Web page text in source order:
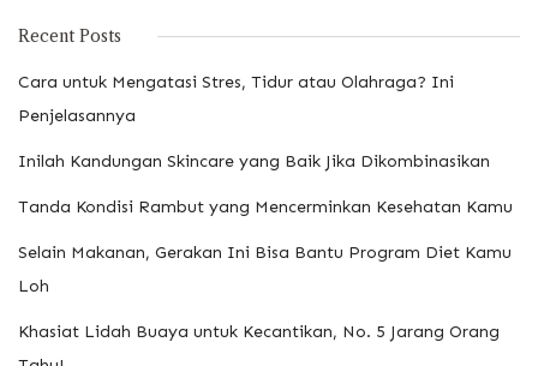
Recent Posts
Cara untuk Mengatasi Stres, Tidur atau Olahraga? Ini
Penjelasannya
Inilah Kandungan Skincare yang Baik Jika Dikombinasikan
Tanda Kondisi Rambut yang Mencerminkan Kesehatan Kamu
Selain Makanan, Gerakan Ini Bisa Bantu Program Diet Kamu
Loh
Khasiat Lidah Buaya untuk Kecantikan, No. 5 Jarang Orang